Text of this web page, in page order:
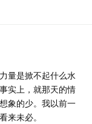
量是掀不起什么水
实上，就那天的情
象的少。我以前一
来未必。